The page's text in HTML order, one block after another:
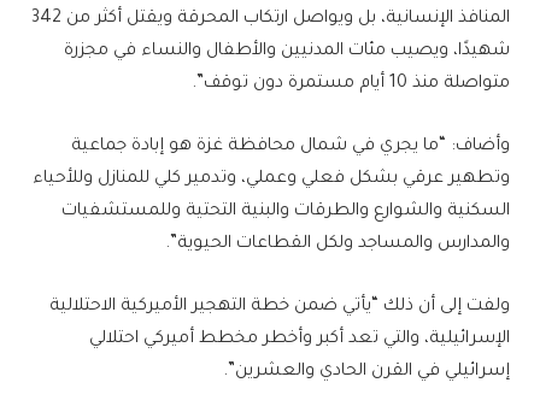
المنافذ الإنسانية، بل ويواصل ارتكاب المحرقة ويقتل أكثر من 342
شهيدًا، ويصيب مئات المدنيين والأطفال والنساء في مجزرة
متواصلة منذ 10 أيام مستمرة دون توقف”.
وأضاف: “ما يجري في شمال محافظة غزة هو إبادة جماعية
وتطهير عرقي بشكل فعلي وعملي، وتدمير كلي للمنازل وللأحياء
السكنية والشوارع والطرقات والبنية التحتية وللمستشفيات
والمدارس والمساجد ولكل القطاعات الحيوية”.
ولفت إلى أن ذلك “يأتي ضمن خطة التهجير الأميركية الاحتلالية
الإسرائيلية، والتي تعد أكبر وأخطر مخطط أميركي احتلالي
إسرائيلي في القرن الحادي والعشرين”.